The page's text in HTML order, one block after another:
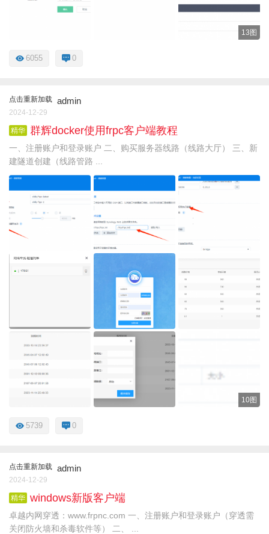
13图
6055 0
点击重新加载 admin
2024-12-29
精华 群辉docker使用frpc客户端教程
一、注册账户和登录账户 二、购买服务器线路（线路大厅） 三、新
建隧道创建（线路管路 ...
10图
5739 0
点击重新加载 admin
2024-12-29
精华 windows新版客户端
卓越内网穿透：www.frpnc.com 一、注册账户和登录账户（穿透需
关闭防火墙和杀毒软件等） 二、 ...